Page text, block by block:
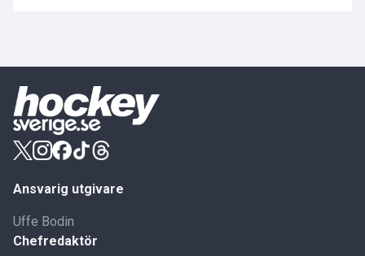
Ansvarig utgivare
Uffe Bodin
Chefredaktör